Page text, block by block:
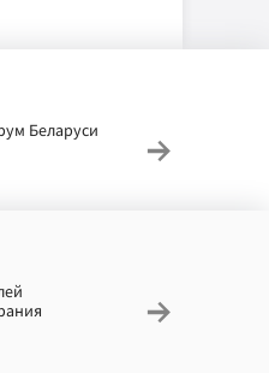
Беларуси